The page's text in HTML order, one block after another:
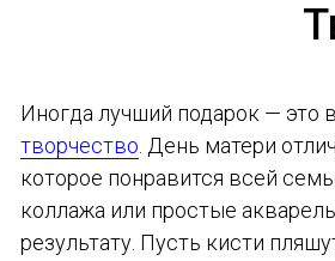
Иногда лучший подарок — это
творчество. День матери
которое понравится всей
коллажа или простые
результату. Пусть кисти